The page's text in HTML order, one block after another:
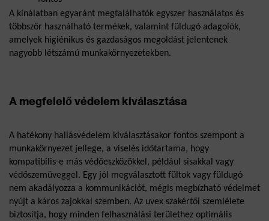
A kínálatban egyaránt megtalálhatók egyszer használatos és
többször használható termékek, valamint füldugó adagolók,
amelyek higiénikus és gazdaságos megoldást jelentenek
nagyobb létszámú munkakörnyezetekben.
A megfelelő védelem kiválasztása
A hatékony hallásvédelem kiválasztásakor fontos szempont a
munkakörnyezet jellege, a viselés időtartama, hogy
kompatibilis-e más védőeszközökkel, például sisakkal vagy
védőszemüveggel. Egy jól megválasztott fültok vagy füldugó
nem akadályozza a kommunikációt, mégis megbízható védelmet
nyújt a káros zajokkal szemben. Az uvex szakértői szemlélete
biztosítja, hogy minden felhasználási területhez optimális